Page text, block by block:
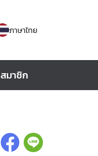
ภาษาไทย
สมาชิก